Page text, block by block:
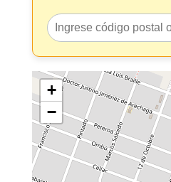
+
−